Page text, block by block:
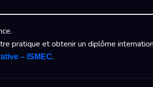
pratique et obtenir un diplôme
– ISMEC.